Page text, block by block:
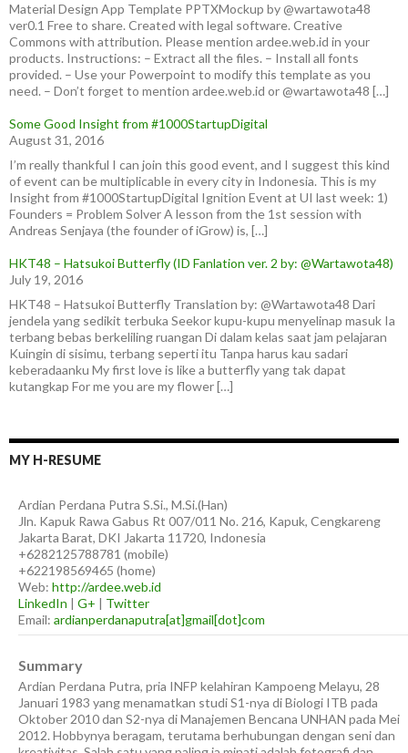
Material Design App Template PPTXMockup by @wartawota48
ver0.1 Free to share. Created with legal software. Creative
Commons with attribution. Please mention ardee.web.id in your
products. Instructions: – Extract all the files. – Install all fonts
provided. – Use your Powerpoint to modify this template as you
need. – Don’t forget to mention ardee.web.id or @wartawota48 […]
Some Good Insight from #1000StartupDigital
August 31, 2016
I’m really thankful I can join this good event, and I suggest this kind
of event can be multiplicable in every city in Indonesia. This is my
Insight from #1000StartupDigital Ignition Event at UI last week: 1)
Founders = Problem Solver A lesson from the 1st session with
Andreas Senjaya (the founder of iGrow) is, […]
HKT48 – Hatsukoi Butterfly (ID Fanlation ver. 2 by: @Wartawota48)
July 19, 2016
HKT48 – Hatsukoi Butterfly Translation by: @Wartawota48 Dari
jendela yang sedikit terbuka Seekor kupu-kupu menyelinap masuk Ia
terbang bebas berkeliling ruangan Di dalam kelas saat jam pelajaran
Kuingin di sisimu, terbang seperti itu Tanpa harus kau sadari
keberadaanku My first love is like a butterfly yang tak dapat
kutangkap For me you are my flower […]
MY H-RESUME
Ardian Perdana Putra S.Si., M.Si.(Han)
Jln. Kapuk Rawa Gabus Rt 007/011 No. 216, Kapuk, Cengkareng
Jakarta Barat, DKI Jakarta 11720, Indonesia
+6282125788781 (mobile)
+622198569465 (home)
Web: http://ardee.web.id
LinkedIn | G+ | Twitter
Email: ardianperdanaputra[at]gmail[dot]com
Summary
Ardian Perdana Putra, pria INFP kelahiran Kampoeng Melayu, 28
Januari 1983 yang menamatkan studi S1-nya di Biologi ITB pada
Oktober 2010 dan S2-nya di Manajemen Bencana UNHAN pada Mei
2012. Hobbynya beragam, terutama berhubungan dengan seni dan